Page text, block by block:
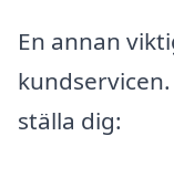
En annan
ställa dig: